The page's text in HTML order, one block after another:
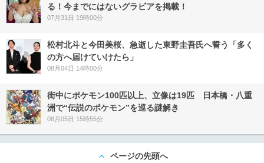
る！今までにはないグラビアを掲載！
07月31日 19時00分
松村北斗と今田美桜、急逝した東野圭吾氏へ誓う「多く
の方へ届けていけたら」
08月04日 14時00分
街中にポケモン100匹以上、立像は19匹 日本橋・八重
洲で“伝説のポケモン”を巡る謎解き
08月05日 15時55分
ページの先頭へ